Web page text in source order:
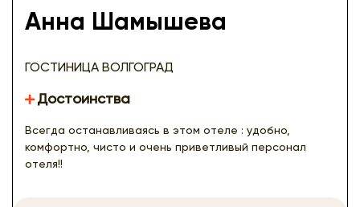
Анна Шамышева
ГОСТИНИЦА ВОЛГОГРАД
Достоинства
Всегда останавливаясь в этом отеле : удобно,
комфортно, чисто и очень приветливый персонал
отеля!!